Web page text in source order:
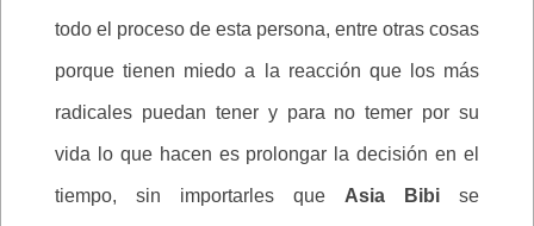
todo el proceso de esta persona, entre otras cosas
porque tienen miedo a la reacción que los más
radicales puedan tener y para no temer por su
vida lo que hacen es prolongar la decisión en el
tiempo, sin importarles que Asia Bibi se